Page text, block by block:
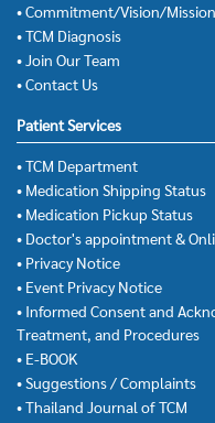
• Commitment/Vision/Mission
• TCM Diagnosis
• Join Our Team
• Contact Us
Patient Services
• TCM Department
• Medication Shipping Status
• Medication Pickup Status
• Doctor's appointment &
• Privacy Notice
• Event Privacy Notice
• Informed Consent and
Treatment, and Procedures
• E-BOOK
• Suggestions / Complaints
• Thailand Journal of TCM